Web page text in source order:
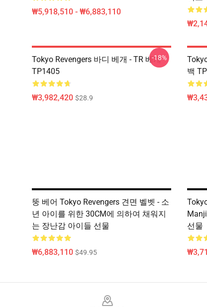
₩5,918,510 - ₩6,883,110
Tokyo Revengers 바디 베개 - TR 베개
TP1405
₩3,982,420 $28.9
-18%
백
뚱 베어 Tokyo Revengers 견면 벨벳 - 소
년 아이를 위한 30CM에 의하여 채워지
는 장난감 아이들 선물
₩6,883,110 $49.95
선물